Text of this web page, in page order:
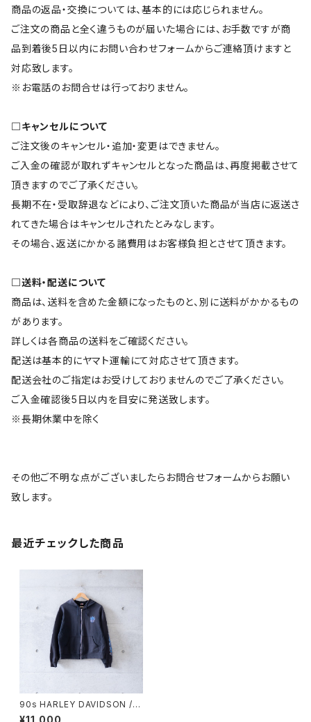
商品の返品・交換については、基本的には応じられません。
ご注文の商品と全く違うものが届いた場合には、お手数ですが商
品到着後5日以内にお問い合わせフォームからご連絡頂けますと
対応致します。
※お電話のお問合せは行っておりません。
□キャンセルについて
ご注文後のキャンセル・追加・変更はできません。
ご入金の確認が取れずキャンセルとなった商品は、再度掲載させて
頂きますのでご了承ください。
長期不在・受取辞退などにより、ご注文頂いた商品が当店に返送さ
れてきた場合はキャンセルされたとみなします。
その場合、返送にかかる諸費用はお客様負担とさせて頂きます。
□送料・配送について
商品は、送料を含めた金額になったものと、別に送料がかかるもの
があります。
詳しくは各商品の送料をご確認ください。
配送は基本的にヤマト運輸にて対応させて頂きます。
配送会社のご指定はお受けしておりませんのでご了承ください。
ご入金確認後5日以内を目安に発送致します。
※長期休業中を除く
その他ご不明な点がございましたらお問合せフォームからお願い
致します。
最近チェックした商品
90s HARLEY DAVIDSON / Z
IP UP HOODIE (used)
¥11,000